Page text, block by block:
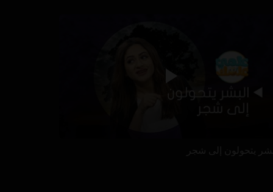
يتحولون إلى شجر